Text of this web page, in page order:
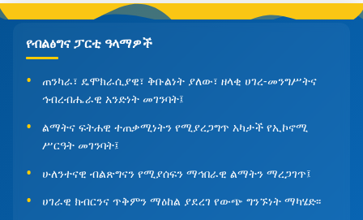
የብልፅግና ፓርቲ ዓላማዎች
ጠንካራ፣ ዴሞክራሲያዊ፣ ቅቡልነት ያለው፣ ዘላቂ ሀገረ-መንግሥትና
ኅብረብሔራዊ አንድነት መገንባት፤
ልማትና ፍትሐዊ ተጠቃሚነትን የሚያረጋግጥ አካታች የኢኮኖሚ
ሥርዓት መገንባት፤
ሁለንተናዊ ብልጽግናን የሚያሰፍን ማኅበራዊ ልማትን ማረጋገጥ፤
ሀገራዊ ክብርንና ጥቅምን ማዕከል ያደረገ የውጭ ግንኙነት ማካሄድ፡፡